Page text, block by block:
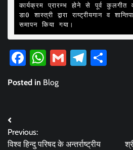
कार्यक्रम प्रारम्भ होने से पूर्व कुलगीत
डा0 शास्त्री द्वारा राष्ट्रीयगान व
समापन किया गया।
Facebook
WhatsApp
Gmail
Posted in Blog
Post
navigation
Previous:
विश्व हिन्दु परिषद के अन्तर्राष्ट्रीय